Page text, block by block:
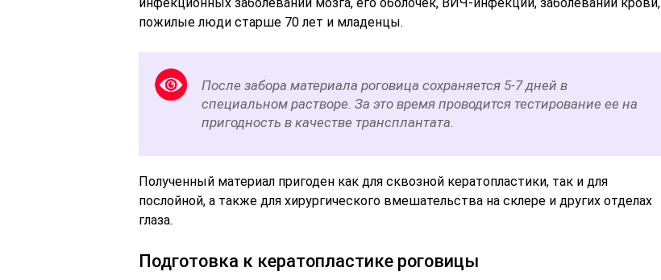
пожилые люди старше 70 лет и младенцы.
После забора материала роговица сохраняется 5-7 дней в
специальном растворе. За это время проводится тестирование ее на
пригодность в качестве трансплантата.
Полученный материал пригоден как для сквозной кератопластики, так и для
послойной, а также для хирургического вмешательства на склере и других отделах
глаза.
Подготовка к кератопластике роговицы